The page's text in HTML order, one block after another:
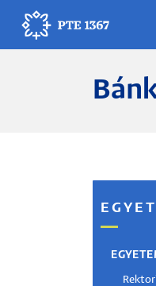
tartalomra
Egyetemünk
Gyógyítás
Egyetemi élet